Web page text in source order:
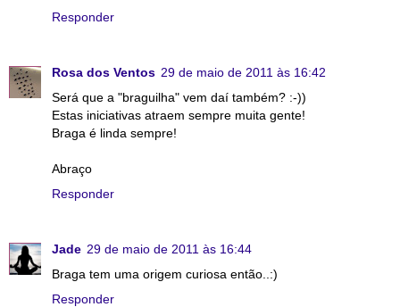
Responder
Rosa dos Ventos 29 de maio de 2011 às 16:42
Será que a "braguilha" vem daí também? :-))
Estas iniciativas atraem sempre muita gente!
Braga é linda sempre!
Abraço
Responder
Jade 29 de maio de 2011 às 16:44
Braga tem uma origem curiosa então..:)
Responder